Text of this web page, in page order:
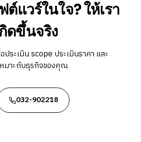
ต์แวร์ในใจ? ให้เรา
ดขึ้นจริง
ระเมิน scope ประเมินราคา และ
มาะกับธุรกิจของคุณ
032-902218